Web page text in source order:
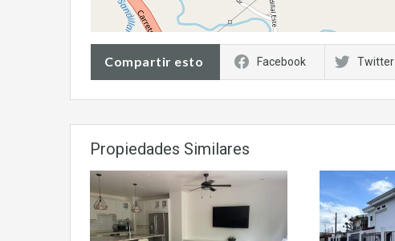
Compartir esto Facebook Twitter
Propiedades Similares